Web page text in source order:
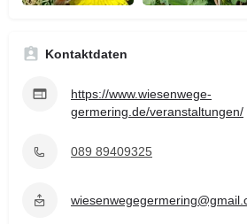
Kontaktdaten
https://www.wiesenwege-
germering.de/veranstaltungen/
089 89409325